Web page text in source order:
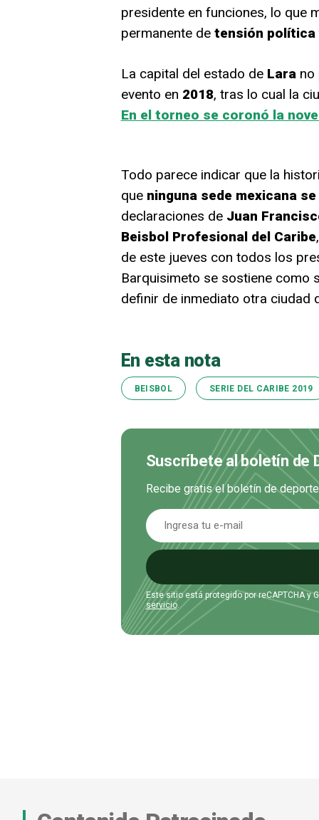
presidente en funciones, lo que
permanente de tensión política
La capital del estado de Larano
evento en 2018, tras lo cual la
En el torneo se coronó la
Todo parece indicar que la
que ninguna sede mexicana
declaraciones de Juan
Beisbol Profesional del Caribe
de este jueves con todos los
Barquisimeto se sostiene como
definir de inmediato otra ciudad
En esta nota
BEISBOL SERIE DEL CARIBE 2019
Suscríbete al boletín de
Recibe gratis el boletín de
Este sitio está protegido por reCAPTCHA y
servicio.